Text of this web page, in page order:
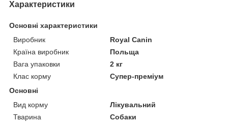
Характеристики
Основні характеристики
Виробник
Royal Canin
Країна виробник
Польща
Вага упаковки
2 кг
Клас корму
Супер-преміум
Основні
Вид корму
Лікувальний
Тварина
Собаки